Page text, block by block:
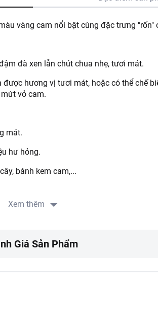
vàng cam nổi bật cùng đặc trưng "rốn"
đà xen lẫn chút chua nhẹ, tươi mát.
hương vị tươi mát, hoặc có thể chế
vỏ cam.
mát.
hư hỏng.
bánh kem cam,...
Xem thêm
Giá Sản Phẩm